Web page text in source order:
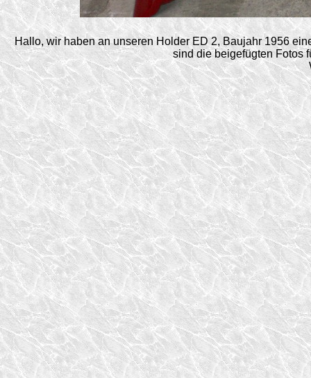
Hallo, wir haben an unseren Holder ED 2, Baujahr 1956
sind die beigefügten Fotos